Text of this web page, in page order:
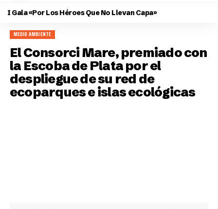
tamaño
fuente
I Gala «Por Los Héroes Que No Llevan Capa»
MEDIO AMBIENTE
El Consorci Mare, premiado con
la Escoba de Plata por el
despliegue de su red de
ecoparques e islas ecológicas